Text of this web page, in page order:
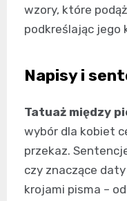
wzory, które
podkreślając jego
Napisy i
Tatuaż między
wybór dla kobiet
przekaz.
czy znaczące
krojami pisma –